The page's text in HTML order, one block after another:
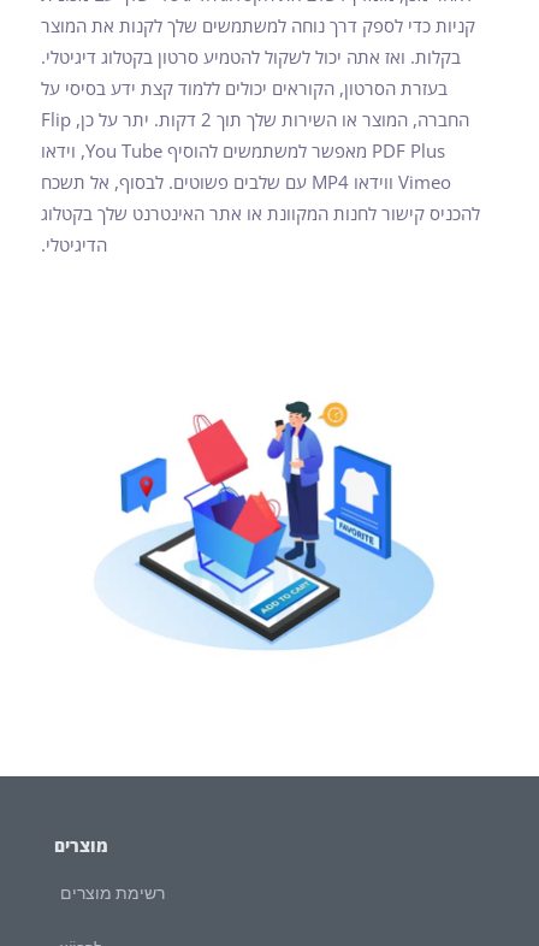
קניות כדי לספק דרך נוחה למשתמשים שלך לקנות את המוצר
בקלות. ואז אתה יכול לשקול להטמיע סרטון בקטלוג דיגיטלי.
בעזרת הסרטון, הקוראים יכולים ללמוד קצת ידע בסיסי על
החברה, המוצר או השירות שלך תוך 2 דקות. יתר על כן, Flip
PDF Plus מאפשר למשתמשים להוסיף You Tube, וידאו
Vimeo ווידאו MP4 עם שלבים פשוטים. לבסוף, אל תשכח
להכניס קישור לחנות המקוונת או אתר האינטרנט שלך בקטלוג
הדיגיטלי.
מוצרים
רשימת מוצרים